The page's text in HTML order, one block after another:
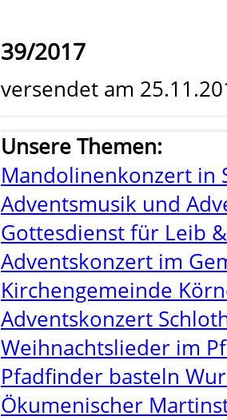
39/2017
versendet am
Unsere Themen:
Mandolinenkonzert in
Adventsmusik und
Gottesdienst für Leib
Adventskonzert im
Kirchengemeinde
Adventskonzert
Weihnachtslieder im
Pfadfinder basteln
Ökumenischer